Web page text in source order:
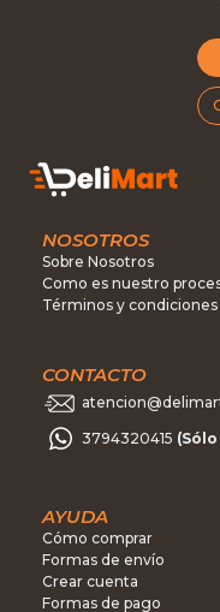
NOSOTROS
Sobre Nosotros
Como es nuestro
Términos y condiciones
CONTACTO
3794320415
AYUDA
Cómo comprar
Formas de envío
Crear cuenta
Formas de pago